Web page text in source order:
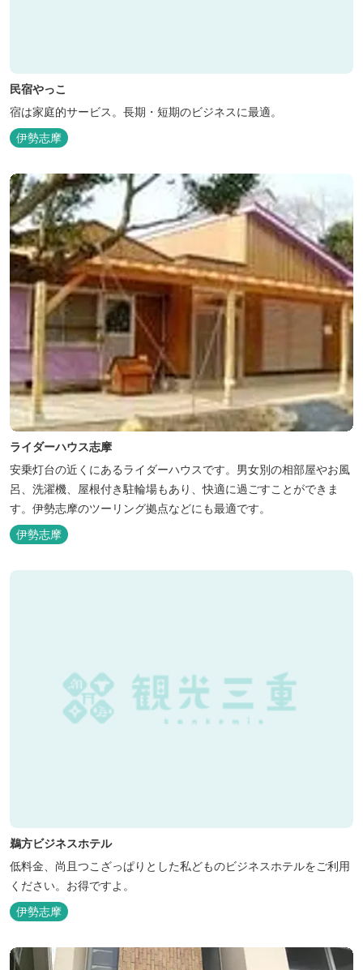
民宿やっこ
宿は家庭的サービス。長期・短期のビジネスに最適。
伊勢志摩
ライダーハウス志摩
安乗灯台の近くにあるライダーハウスです。男女別の相部屋やお風
呂、洗濯機、屋根付き駐輪場もあり、快適に過ごすことができま
す。伊勢志摩のツーリング拠点などにも最適です。
伊勢志摩
鵜方ビジネスホテル
低料金、尚且つこざっぱりとした私どものビジネスホテルをご利用
ください。お得ですよ。
伊勢志摩